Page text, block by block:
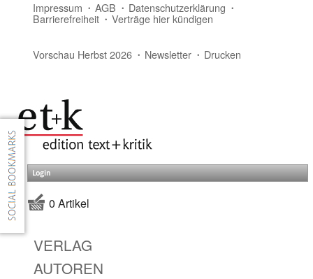
Impressum AGB Datenschutzerklärung
Barrierefreiheit Verträge hier kündigen
Vorschau Herbst 2026 Newsletter Drucken
Login
0 Artikel
VERLAG
AUTOREN